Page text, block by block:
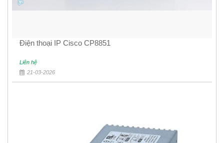
Điện thoại IP Cisco CP8851
Liên hệ
21-03-2026